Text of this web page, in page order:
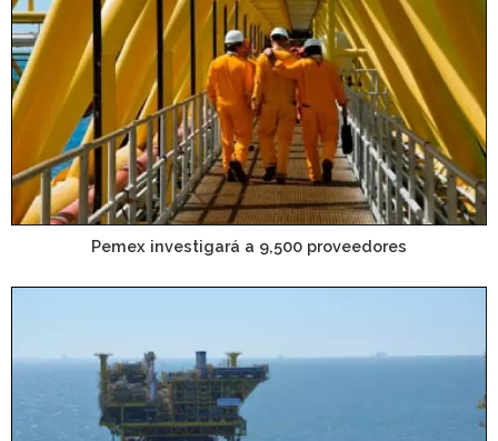
Pemex investigará a 9,500 proveedores